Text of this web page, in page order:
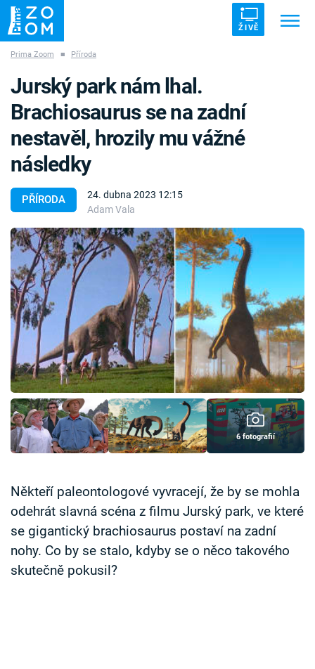
ŽIVĚ
ZÁHADY VETŘELCI DÁVNOVĚKU
Témata
Témata
Pořady
TV Program
Časopis
Sledujte prima+
Přihlášení
Prima Zoom ■ Příroda
PŘÍRODA
24. dubna 2023 12:15
Adam Vala
Jurský park nám lhal.
Brachiosaurus se na zadní
nestavěl, hrozily mu vážné
následky
6 fotografií
Někteří paleontologové vyvracejí, že by se mohla
odehrát slavná scéna z filmu Jurský park, ve které
se gigantický brachiosaurus postaví na zadní
nohy. Co by se stalo, kdyby se o něco takového
skutečně pokusil?